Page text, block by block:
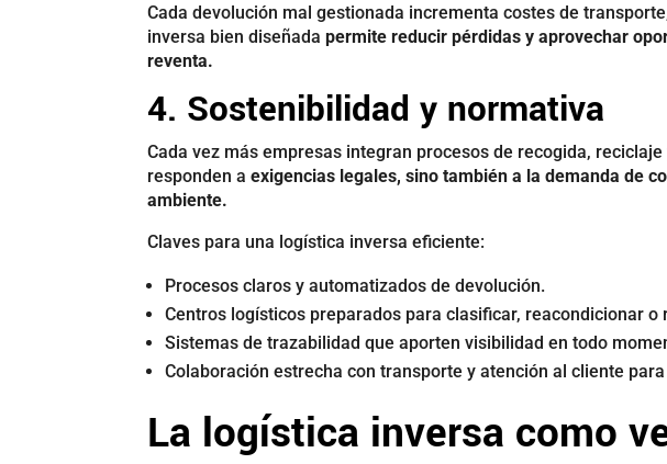
Cada devolución mal gestionada incrementa costes de
inversa bien diseñadapermite reducir pérdidas y aprovechar
reventa.
4. Sostenibilidad y normativa
Cada vez más empresas integran procesos de recogida,
responden aexigencias legales, sino también a la demanda de
ambiente.
Claves para una logística inversa eficiente:
Procesos claros y automatizados de devolución.
Centros logísticos preparados para clasificar, reacondicionar o
Sistemas de trazabilidad que aporten visibilidad en todo
Colaboración estrecha con transporte y atención al cliente
La logística inversa como